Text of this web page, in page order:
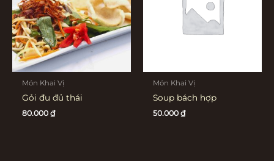
Món Khai Vị
Gỏi đu đủ thái
80.000₫
Món Khai Vị
Soup bách hợp
50.000₫